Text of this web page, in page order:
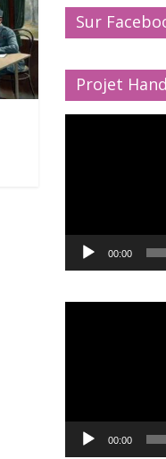
Sur
Projet
00:00
00:00